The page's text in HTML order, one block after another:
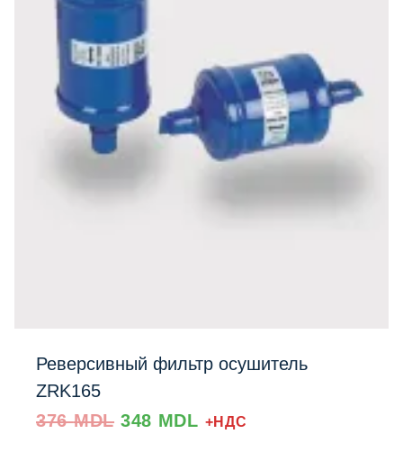
Реверсивный фильтр осушитель
ZRK165
376MDL Prețul
348 MDLPrețul
+НДС